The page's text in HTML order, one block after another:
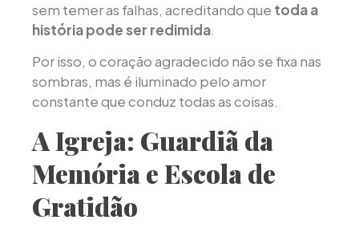
sem temer as falhas, acreditando que toda a
história pode ser redimida.
Por isso, o coração agradecido não se fixa nas
sombras, mas é iluminado pelo amor
constante que conduz todas as coisas.
A Igreja: Guardiã da
Memória e Escola de
Gratidão